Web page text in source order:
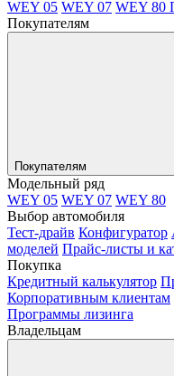
WEY 05 WEY 07 WEY 80
Покупателям
Покупателям
Модельный ряд
WEY 05 WEY 07 WEY 80
Выбор автомобиля
Тест-драйв Конфигуратор
моделей Прайс-листы и
Покупка
Кредитный калькулятор
Корпоративным клиентам
Программы лизинга
Владельцам